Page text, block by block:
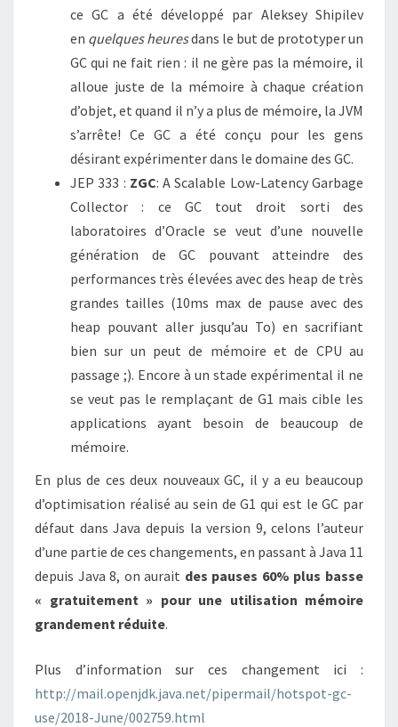
ce GC a été développé par Aleksey Shipilev
en quelques heuresdans le but de prototyper un
GC qui ne fait rien : il ne gère pas la mémoire, il
alloue juste de la mémoire à chaque création
d’objet, et quand il n’y a plus de mémoire, la JVM
s’arrête! Ce GC a été conçu pour les gens
désirant expérimenter dans le domaine des GC.
JEP 333 : ZGC: A Scalable Low-Latency Garbage
Collector : ce GC tout droit sorti des
laboratoires d’Oracle se veut d’une nouvelle
génération de GC pouvant atteindre des
performances très élevées avec des heap de très
grandes tailles (10ms max de pause avec des
heap pouvant aller jusqu’au To) en sacrifiant
bien sur un peut de mémoire et de CPU au
passage ;). Encore à un stade expérimental il ne
se veut pas le remplaçant de G1 mais cible les
applications ayant besoin de beaucoup de
mémoire.
En plus de ces deux nouveaux GC, il y a eu beaucoup
d’optimisation réalisé au sein de G1 qui est le GC par
défaut dans Java depuis la version 9, celons l’auteur
d’une partie de ces changements, en passant à Java 11
depuis Java 8, on aurait des pauses 60% plus basse
« gratuitement » pour une utilisation mémoire
grandement réduite.
Plus d’information sur ces changement ici :
http://mail.openjdk.java.net/pipermail/hotspot-gc-
use/2018-June/002759.html